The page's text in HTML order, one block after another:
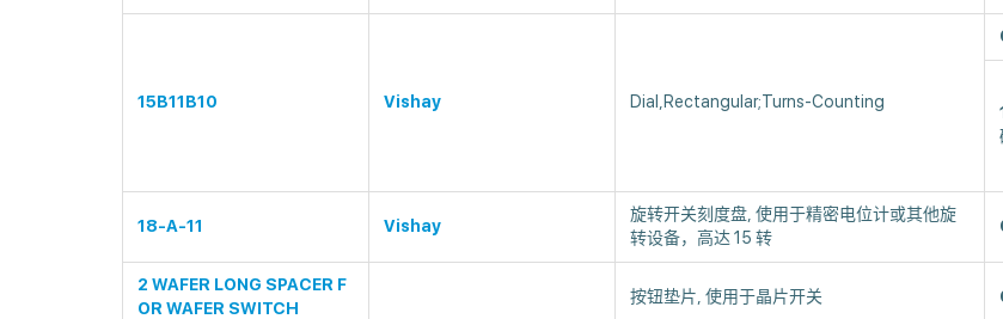
15B11B10 Vishay Dial,Rectangular;Turns-Counting
18-A-11 Vishay
旋转开关刻度盘, 使用于精密电位计或其他旋
转设备，高达 15 转
2 WAFER LONG SPACER F
OR WAFER SWITCH
按钮垫片, 使用于晶片开关